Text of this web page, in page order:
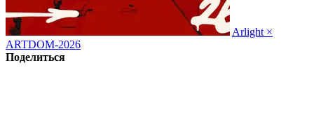
Arlight ×
ARTDOM-2026
Поделиться